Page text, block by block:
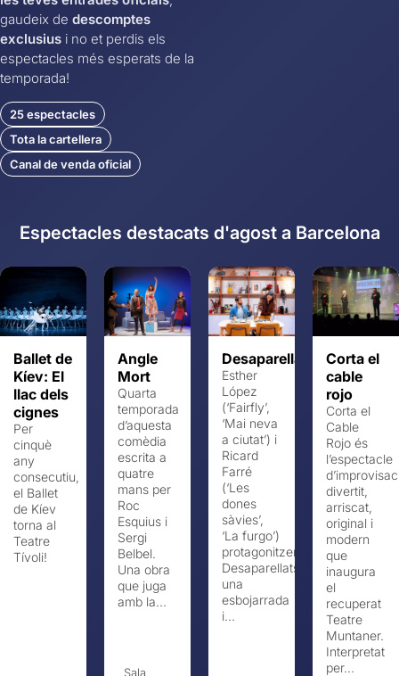
gaudeix de descomptes
exclusius i no et perdis els
espectacles més esperats de la
temporada!
25 espectacles
Tota la cartellera
Canal de venda oficial
Espectacles destacats d'agost a Barcelona
Ballet de
Kíev: El
llac dels
cignes
Per
cinquè
any
consecutiu,
el Ballet
de Kíev
torna al
Teatre
Tívoli!
Angle
Mort
Quarta
temporada
d’aquesta
comèdia
escrita a
quatre
mans per
Roc
Esquius i
Sergi
Belbel.
Una obra
que juga
amb la...
Sala
Desaparellats
Esther
López
(‘Fairfly’,
‘Mai neva
a ciutat’) i
Ricard
Farré
(‘Les
dones
sàvies’,
‘La furgo’)
protagonitzen
Desaparellats,
una
esbojarrada
i...
Corta el
cable
rojo
Corta el
Cable
Rojo és
l’espectacle
divertit,
arriscat,
original i
modern
que
inaugura
el
recuperat
Teatre
Muntaner.
Interpretat
per...